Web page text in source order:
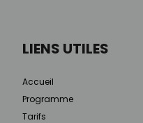
LIENS UTILES
Accueil
Programme
Tarifs